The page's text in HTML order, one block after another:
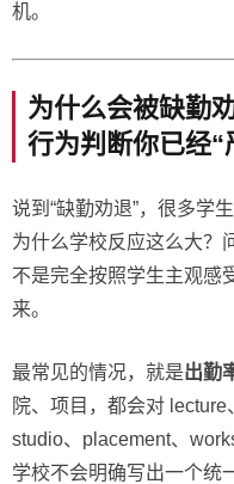
机。
为什么会被缺勤
行为判断你已经“
说到“缺勤劝退”，很多学
为什么学校反应这么大？
不是完全按照学生主观感
来。
最常见的情况，就是出勤
院、项目，都会对 lecture
studio、placement、
学校不会明确写出一个统